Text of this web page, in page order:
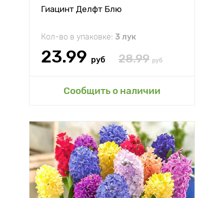
Гиацинт Делфт Блю
Кол-во в упаковке: 3 лук
23.99 руб 28.99 руб
Сообщить о наличии